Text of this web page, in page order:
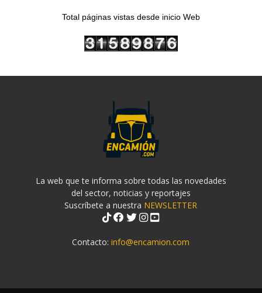
Total páginas vistas desde inicio Web
La web que te informa sobre todas las novedades
del sector, noticias y reportajes
Suscríbete a nuestra NEWSLETTER
Contacto:info@encamion.com